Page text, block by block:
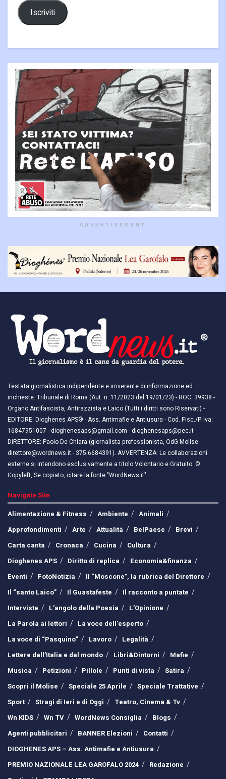
Iscriviti
ADVERTISEMENT
Testata giornalistica indipendente e irriverente di informazione ed
inchieste. Tribunale di Roma (Aut. n. 11/2023 del 19/01/23) - ROC: 39938 -
Organo Antifascista, Antirazzista e Laico (Tutti i diritti sono Riservati) -
EDITORE: Dioghenes APS® - Ass. Antimafie e Antiusura - Cod. Fisc./P. Iva:
16847951007 - dioghenesaps@gmail.com - dioghenesaps@pec.it - ​​
DIRETTORE: Paolo De Chiara (giornalista professionista, OdG Molise -
direttore@wordnews.it - ​​375.6684391). AVVERTENZA: Le collaborazioni
esterne si intendono esclusivamente a titolo Volontario e Gratuito. ©
Copyleft, Se copiato, citare la fonte "WordNews.it"
Navigate Site
Alimentazione & Fitness
Ambiente
Animali
Approfondimenti
Arte Attualità BelPaese
Brevi
Carta canta
Cronaca Cucina
Cultura
Dioghenes APS
Diritto di replica
Economia&finanza
Eventi
FotoNotizia
Il “Moscone”, la rubrica del Direttore
Il “santo Laico”
Il Guastafeste
Il racconto a puntate
Interviste
L’angolo della Poesia
L’Opinione
La Parola ai lettori
La voce dell’esperto
La voce di “Pasquino”
Lavoro
Legalità
Lettere dall’Italia e dal mondo
Libri&Dintorni
Mafie
Musica
Petizioni Pillole Punti di vista
Satira
Scopri il Molise
Speciale 25 Aprile
Speciale Trattative
Sport
Stragi di Ieri e di Oggi
Teatro, Cinema & Tv
Wn KIDS
Wn TV WordNews Consiglia
Blogs
Agenti pubblicitari
BANNER Elezioni
Contatti
DIOGHENES APS – Ass. Antimafie e Antiusura
PREMIO NAZIONALE LEA GAROFALO 2024
Redazione